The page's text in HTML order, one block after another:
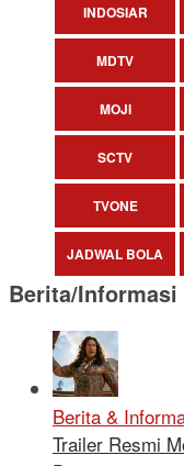
INDOSIAR
MDTV
MOJI
SCTV
TVONE
JADWAL BOLA
Berita/Informasi
Berita &
Trailer Resmi